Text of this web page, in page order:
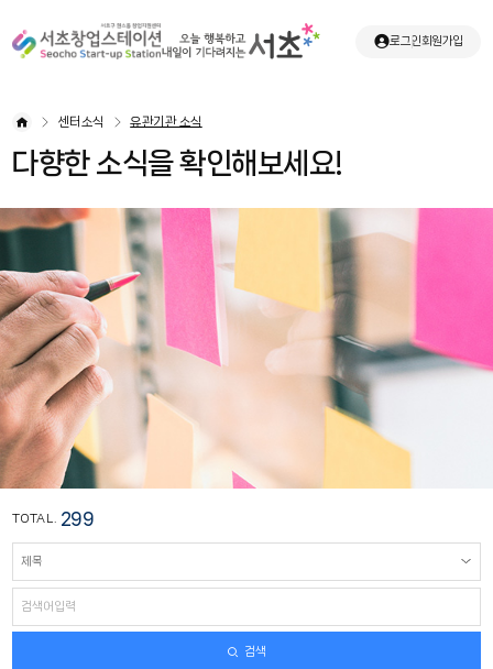
로그인회원가입
센터소식 유관기관 소식
다향한 소식을 확인해보세요!
TOTAL. 299
검색